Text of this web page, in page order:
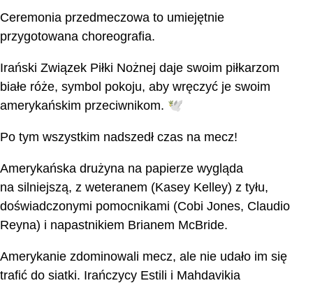
Ceremonia przedmeczowa to umiejętnie
przygotowana choreografia.
Irański Związek Piłki Nożnej daje swoim piłkarzom
białe róże, symbol pokoju, aby wręczyć je swoim
amerykańskim przeciwnikom. 🕊️
Po tym wszystkim nadszedł czas na mecz!
Amerykańska drużyna na papierze wygląda
na silniejszą, z weteranem (Kasey Kelley) z tyłu,
doświadczonymi pomocnikami (Cobi Jones, Claudio
Reyna) i napastnikiem Brianem McBride.
Amerykanie zdominowali mecz, ale nie udało im się
trafić do siatki. Irańczycy Estili i Mahdavikia